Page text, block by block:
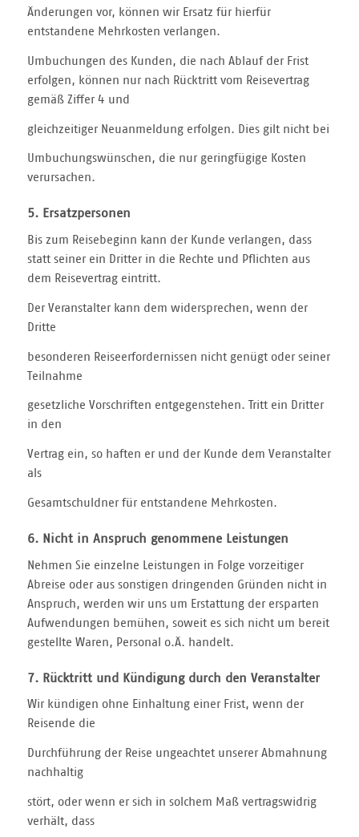
Änderungen vor, können wir Ersatz für hierfür
entstandene Mehrkosten verlangen.
Umbuchungen des Kunden, die nach Ablauf der Frist
erfolgen, können nur nach Rücktritt vom Reisevertrag
gemäß Ziffer 4 und
gleichzeitiger Neuanmeldung erfolgen. Dies gilt nicht bei
Umbuchungswünschen, die nur geringfügige Kosten
verursachen.
5. Ersatzpersonen
Bis zum Reisebeginn kann der Kunde verlangen, dass
statt seiner ein Dritter in die Rechte und Pflichten aus
dem Reisevertrag eintritt.
Der Veranstalter kann dem widersprechen, wenn der
Dritte
besonderen Reiseerfordernissen nicht genügt oder seiner
Teilnahme
gesetzliche Vorschriften entgegenstehen. Tritt ein Dritter
in den
Vertrag ein, so haften er und der Kunde dem Veranstalter
als
Gesamtschuldner für entstandene Mehrkosten.
6. Nicht in Anspruch genommene Leistungen
Nehmen Sie einzelne Leistungen in Folge vorzeitiger
Abreise oder aus sonstigen dringenden Gründen nicht in
Anspruch, werden wir uns um Erstattung der ersparten
Aufwendungen bemühen, soweit es sich nicht um bereit
gestellte Waren, Personal o.Ä. handelt.
7. Rücktritt und Kündigung durch den Veranstalter
Wir kündigen ohne Einhaltung einer Frist, wenn der
Reisende die
Durchführung der Reise ungeachtet unserer Abmahnung
nachhaltig
stört, oder wenn er sich in solchem Maß vertragswidrig
verhält, dass